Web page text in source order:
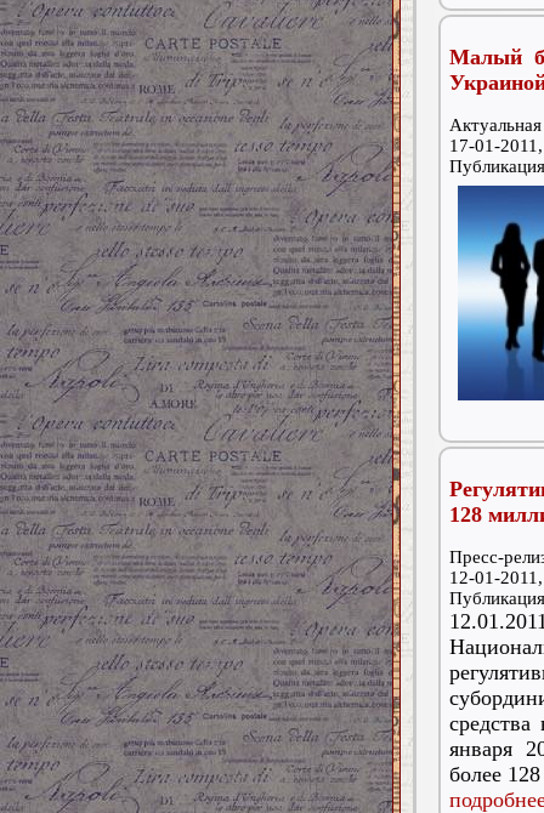
Малый
17-01-
128
Пресс-
12-01-
января
более